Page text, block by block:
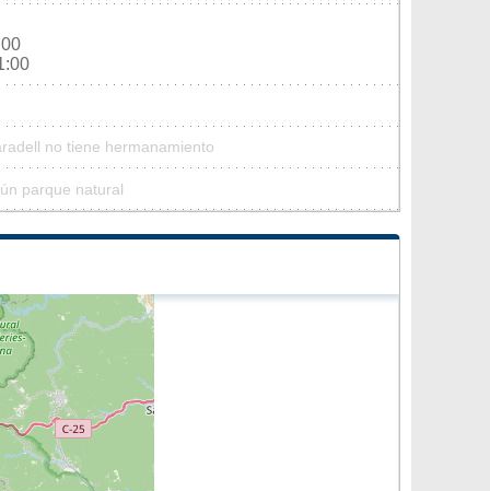
no tiene hermanamiento
parque natural